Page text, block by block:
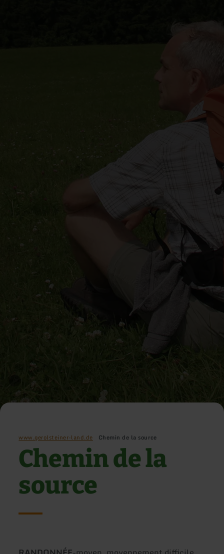
www.gerolsteiner-land.de Chemin de la source
Chemin de la
source